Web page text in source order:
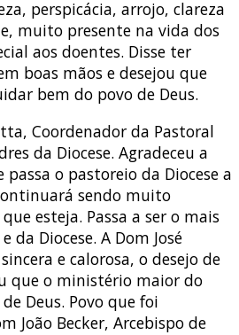
perspicácia, arrojo, clareza
muito presente na vida dos
aos doentes. Disse ter
boas mãos e desejou que
bem do povo de Deus.
Coordenador da Pastoral
da Diocese. Agradeceu a
passa o pastoreio da Diocese a
sendo muito
esteja. Passa a ser o mais
da Diocese. A Dom José
e calorosa, o desejo de
que o ministério maior do
Deus. Povo que foi
João Becker, Arcebispo de